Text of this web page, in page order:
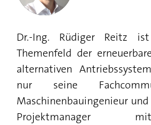
Dr.-Ing. Rüdiger Reitz
Themenfeld der
alternativen
nur seine
Maschinenbauingenieur
Projektmanager